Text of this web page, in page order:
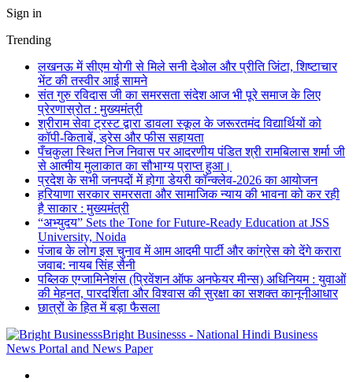
Sign in
Trending
लखनऊ में सीएम योगी से मिले सनी देओल और प्रीति जिंटा, शिष्टाचार
भेंट की तस्वीर आई सामने
संत गुरु रविदास जी का समरसता संदेश आज भी पूरे समाज के लिए
प्रेरणास्रोत : मुख्यमंत्री
श्रीराम सेवा ट्रस्ट द्वारा डावला स्कूल के जरूरतमंद विद्यार्थियों को
कॉपी-किताबें, ड्रेस और फीस सहायता
पँचकुला स्थित निज निवास पर आदरणीय पंडित श्री रामबिलास शर्मा जी
से आत्मीय मुलाकात का सौभाग्य प्राप्त हुआ।
प्रदेश के सभी जनपदों में होगा डेयरी कॉन्क्लेव-2026 का आयोजन
हरियाणा सरकार समरसता और सामाजिक न्याय की भावना को कर रही
है साकार : मुख्यमंत्री
“अभ्युदय” Sets the Tone for Future-Ready Education at JSS
University, Noida
पंजाब के लोग इस चुनाव में आम आदमी पार्टी और कांग्रेस को देंगे करारा
जवाब: नायब सिंह सैनी
पब्लिक एग्जामिनेशंस (प्रिवेंशन ऑफ अनफेयर मीन्स) अधिनियम : युवाओं
की मेहनत, पारदर्शिता और विश्वास की सुरक्षा का सशक्त कानूनीआधार
छात्रों के हित में बड़ा फैसला
Bright Businesss - National Hindi Business
News Portal and News Paper